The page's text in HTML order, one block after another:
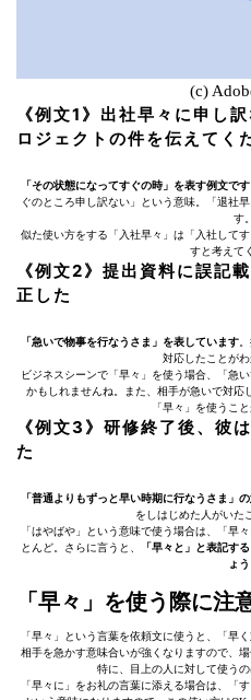
(c)
《例文1》出社早々に申し
ロジェクトの件を伝えてく
「その状態になってすぐの時」を表す例文です
ぐのところ申し訳ない」という意味。「退社
す。
似た使い方をする「入社早々」は「入社して
すと考えて
《例文2》提出資料に誤記
正した
「急いで物事を行なうさま」を表しています
対応したことがわ
ビジネスシーンで「早々」を使う場合、「急
かもしれませんね。また、相手が急いで対応
「早々」を使うこ
《例文3》研修終了後、彼
た
「普通よりもずっと早い時期に行なうさま」
をしはじめた人がいた
「はやばや」という意味で使う場合は、「早々
とんど。さらに言うと、
「早々と」と表記す
ょう
「早々」を使う際に注
「早々」という言葉を依頼文に使うと、「早
相手を急かす意味合いが強くなりますので、
特に、目上の人に対して使う
「早々に」をお礼の言葉に添える場合は、「